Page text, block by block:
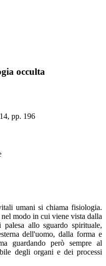
occulta
pp. 196
umani si chiama fisiologia.
modo in cui viene vista dalla
allo sguardo spirituale,
dell'uomo, dalla forma e
guardando però sempre al
degli organi e dei processi